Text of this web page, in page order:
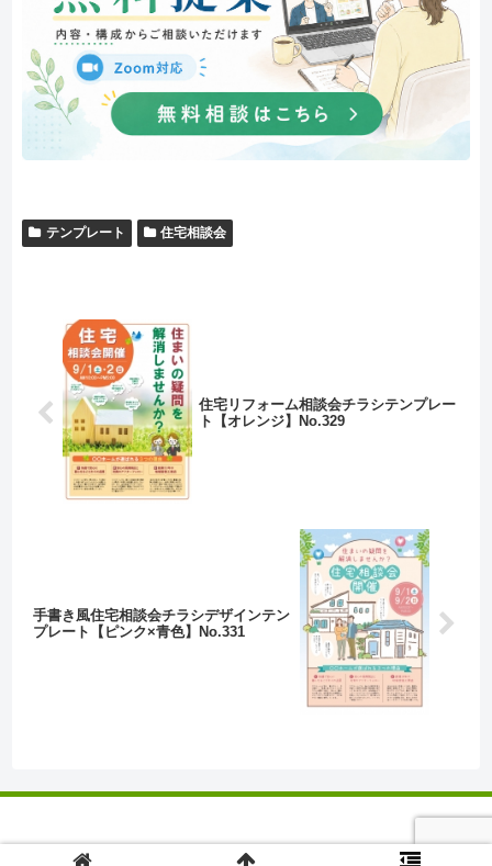
テンプレート 住宅相談会
住宅リフォーム相談会チラシテンプレー
ト【オレンジ】No.329
手書き風住宅相談会チラシデザインテン
プレート【ピンク×青色】No.331
© 2017 チラシテンプレートセンター.